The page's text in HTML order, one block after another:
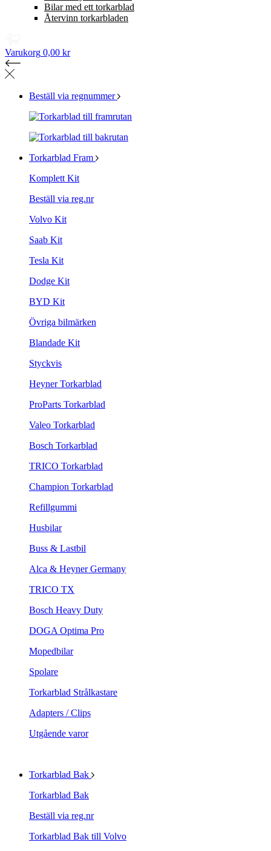
Bilar med ett torkarblad
Återvinn torkarbladen
Varukorg 0,00 kr
Beställ via regnummer
Torkarblad Fram
Komplett Kit
Beställ via reg.nr
Volvo Kit
Saab Kit
Tesla Kit
Dodge Kit
BYD Kit
Övriga bilmärken
Blandade Kit
Styckvis
Heyner Torkarblad
ProParts Torkarblad
Valeo Torkarblad
Bosch Torkarblad
TRICO Torkarblad
Champion Torkarblad
Refillgummi
Husbilar
Buss & Lastbil
Alca & Heyner Germany
TRICO TX
Bosch Heavy Duty
DOGA Optima Pro
Mopedbilar
Spolare
Torkarblad Strålkastare
Adapters / Clips
Utgående varor
Torkarblad Bak
Torkarblad Bak
Beställ via reg.nr
Torkarblad Bak till Volvo